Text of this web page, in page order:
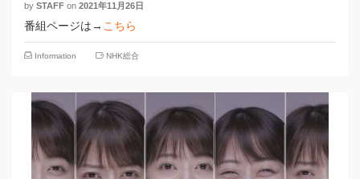
by STAFF on 2021年11月26日
番組ページは→ こちら
Information NHK総合